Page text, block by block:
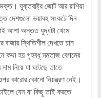
যুক্তরাষ্ট্র জোট আর রাশিয়া
দেশগুলো ভয়াবহ সংকটে দিন
আশা অন্তত যুদ্ধটা থেমে
স্থিতিশীল দেখতে চান
কথা হয় গৃহবধূ মমতাজ বেগমের
নিয়ে যা ঘটেছে তাতে
কারোর কোনো নিয়ন্ত্রণ নেই।
যেন যা কিছু তাই করতে